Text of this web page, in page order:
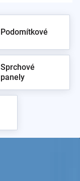
Podomítkové
Sprchové
panely